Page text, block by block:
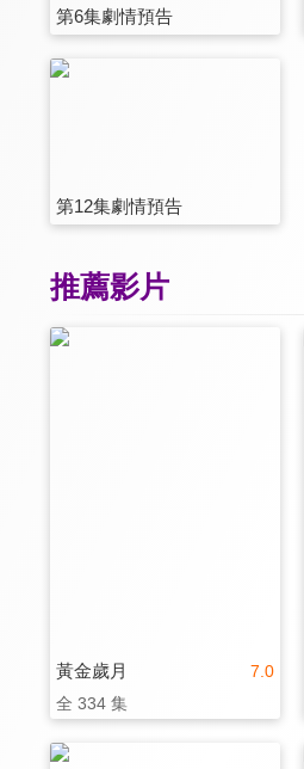
第6集劇情預告
第12集劇情預告
推薦影片
7.0
黃金歲月
全 334 集